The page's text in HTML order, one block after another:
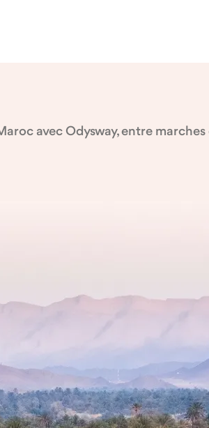
avec Odysway, entre